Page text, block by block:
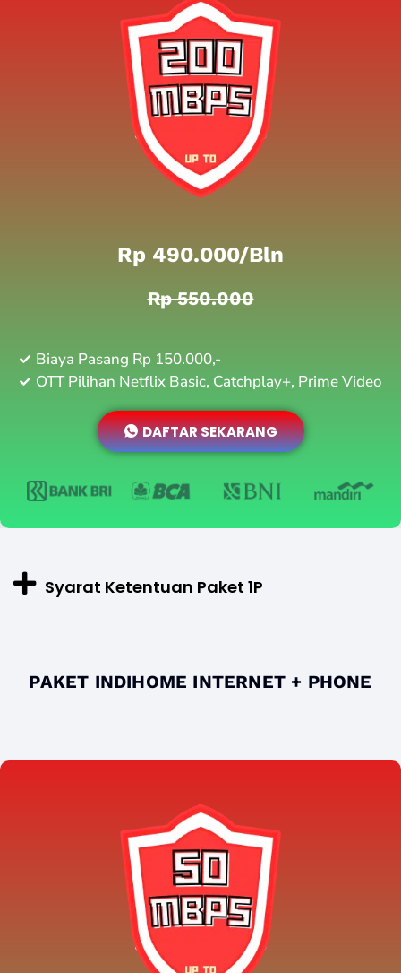
Rp 490.000/bln
Rp 550.000
Biaya Pasang Rp 150.000,-
OTT Pilihan Netflix Basic, Catchplay+, Prime Video
DAFTAR SEKARANG
Syarat Ketentuan Paket 1P
PAKET INDIHOME INTERNET + PHONE